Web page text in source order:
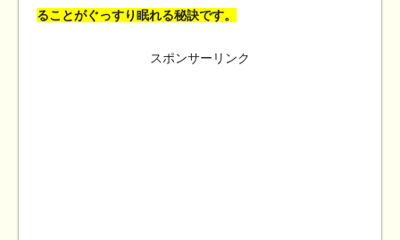
ることがぐっすり眠れる秘訣です。
スポンサーリンク